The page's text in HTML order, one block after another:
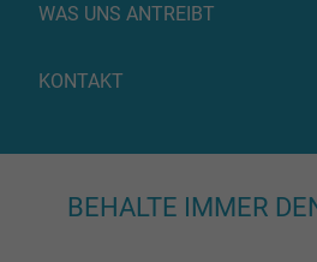
WAS UNS ANTREIBT
KONTAKT
BEHALTE IMMER